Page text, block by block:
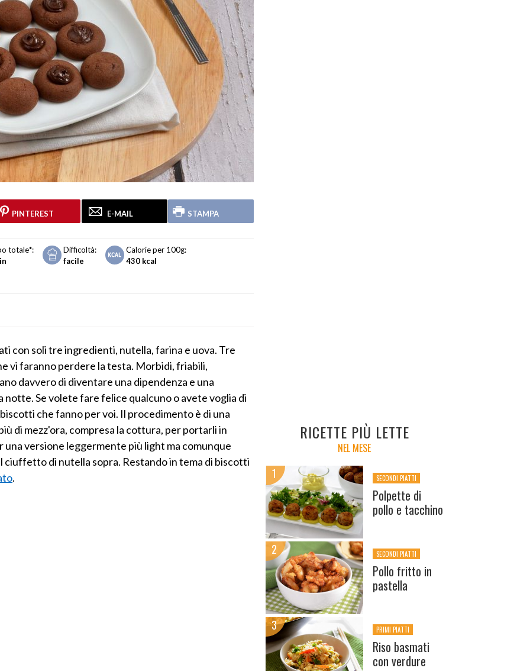
RICETTE PIÙ LETTE
NEL MESE
SECONDI PIATTI
Polpette di
pollo e tacchino
SECONDI PIATTI
Pollo fritto in
pastella
PRIMI PIATTI
Riso basmati
con verdure
PINTEREST E-MAIL STAMPA
totale*:
Difficoltà:
facile
Calorie per 100g:
430 kcal
con soli tre ingredienti, nutella, farina e uova. Tre
vi faranno perdere la testa. Morbidi, friabili,
davvero di diventare una dipendenza e una
notte. Se volete fare felice qualcuno o avete voglia di
che fanno per voi. Il procedimento è di una
di mezz'ora, compresa la cottura, per portarli in
versione leggermente più light ma comunque
ciuffetto di nutella sopra. Restando in tema di biscotti
.